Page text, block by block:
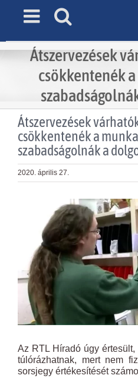
Átszervezések
csökkentenék
Átszervezések
csökkentenék a
szabadságolnák a
2020. április 27.
Az RTL Híradó úgy
túlórázhatnak, mert nem
sorsjegy értékesítését